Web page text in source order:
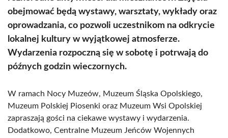
obejmować będą wystawy, warsztaty, wykłady oraz
oprowadzania, co pozwoli uczestnikom na odkrycie
lokalnej kultury w wyjątkowej atmosferze.
Wydarzenia rozpoczną się w sobotę i potrwają do
późnych godzin wieczornych.
W ramach Nocy Muzeów, Muzeum Śląska Opolskiego,
Muzeum Polskiej Piosenki oraz Muzeum Wsi Opolskiej
zapraszają gości na ciekawe wystawy i wydarzenia.
Dodatkowo, Centralne Muzeum Jeńców Wojennych